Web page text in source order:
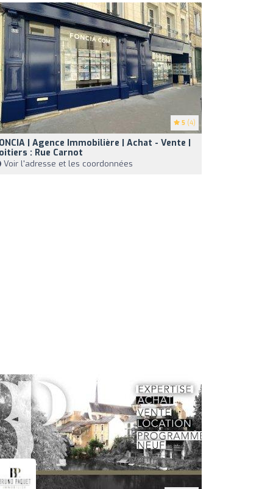
5 (4)
| Agence Immobilière | Achat - Vente |
: Rue Carnot
Voir l'adresse et les coordonnées